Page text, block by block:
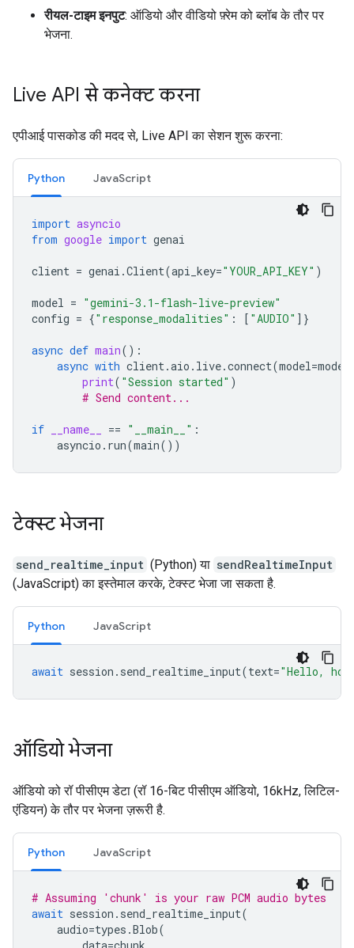
रीयल-टाइम इनपुट: ऑडियो और वीडियो फ़्रेम को ब्लॉब के तौर पर
भेजना.
Live API से कनेक्ट करना
एपीआई पासकोड की मदद से, Live API का सेशन शुरू करना:
Python JavaScript
import asyncio
from google import genai
client = genai .Client(api_key="YOUR_API_KEY" )
model = "gemini-3.1-flash-live-preview"
config = {"response_modalities" : [ "AUDIO" ]}
async def main():
async with client.aio . live.connect(model=model
print( "Session started" )
# Send content...
if __name__ == "__main__" :
asyncio . run(main())
टेक्स्ट भेजना
send_realtime_input (Python) या sendRealtimeInput
(JavaScript) का इस्तेमाल करके, टेक्स्ट भेजा जा सकता है.
Python JavaScript
await session . send_realtime_input(text="Hello,
ऑडियो भेजना
ऑडियो को रॉ पीसीएम डेटा (रॉ 16-बिट पीसीएम ऑडियो, 16kHz, लिटिल-
एंडियन) के तौर पर भेजना ज़रूरी है.
Python JavaScript
# Assuming 'chunk' is your raw PCM audio bytes
await session . send_realtime_input(
audio=types .Blob(